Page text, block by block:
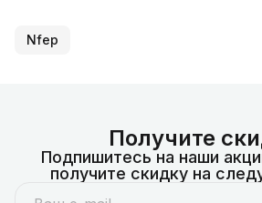
Nfep
Получите
Подпишитесь на наши
получите скидку на